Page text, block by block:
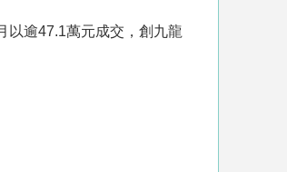
以逾47.1萬元成交，創九龍